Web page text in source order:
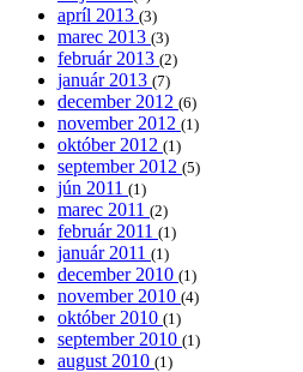
apríl 2013 (3)
marec 2013 (3)
február 2013 (2)
január 2013 (7)
december 2012 (6)
november 2012 (1)
október 2012 (1)
september 2012 (5)
jún 2011 (1)
marec 2011 (2)
február 2011 (1)
január 2011 (1)
december 2010 (1)
november 2010 (4)
október 2010 (1)
september 2010 (1)
august 2010 (1)